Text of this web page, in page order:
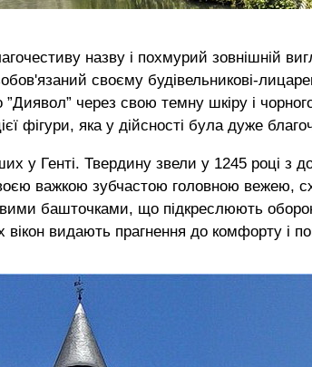
назву і похмурий зовнішній
своєму будівельникові-
через свою темну шкіру і
фігури, яка у дійсності була дуже
у Генті. Твердину звели у 1245 році з
важкою зубчастою головною вежею,
башточками, що підкреслюють
видають прагнення до комфорту і